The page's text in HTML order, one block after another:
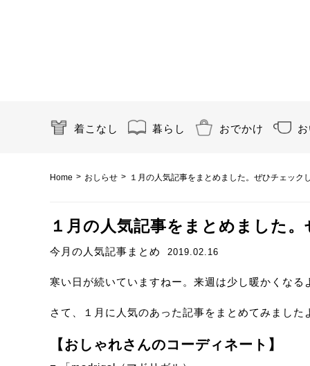
着こなし 暮らし おでかけ
Home > おしらせ > １月の人気記事をまとめました。ぜひチェック
１月の人気記事をまとめました
今月の人気記事まとめ 2019.02.16
寒い日が続いていますねー。来週は少し暖かくなる
さて、１月に人気のあった記事をまとめてみました
【おしゃれさんのコーディネート】